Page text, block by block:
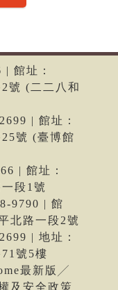
館址：
號 (二二八和
| 館址：
號 (臺博館
| 館址：
段1號
9790 | 館
北路一段2號
| 地址：
號5樓
最新版╱
及安全政策